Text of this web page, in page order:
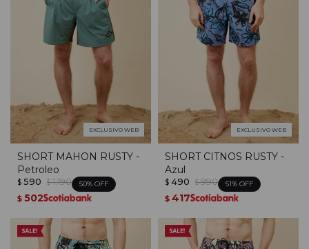
EXCLUSIVO WEB
SHORT MAHON RUSTY -
Petroleo
$ 590 $ 1.190 50
$ 502
EXCLUSIVO WEB
SHORT CITNOS RUSTY -
Azul
$ 490 $ 990 51
$ 417